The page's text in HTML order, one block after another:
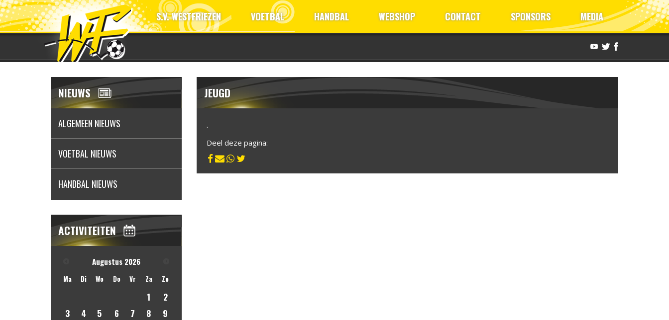
S.V. WESTFRIEZEN VOETBAL HANDBAL WEBSHOP CONTACT SPONSORS MEDIA
NIEUWS
ALGEMEEN NIEUWS
VOETBAL NIEUWS
HANDBAL NIEUWS
ACTIVITEITEN
Augustus 2026
Ma Di Wo Do Vr Za Zo
1
2
3
4 5 6 7 8
9
JEUGD
.
Deel deze pagina: